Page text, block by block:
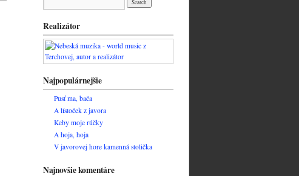
Realizátor
Najpopulárnejšie
Pusť ma, bača
A lístoček z javora
Keby moje rúčky
A hoja, hoja
V javorovej hore kamenná stolička
Najnovšie komentáre